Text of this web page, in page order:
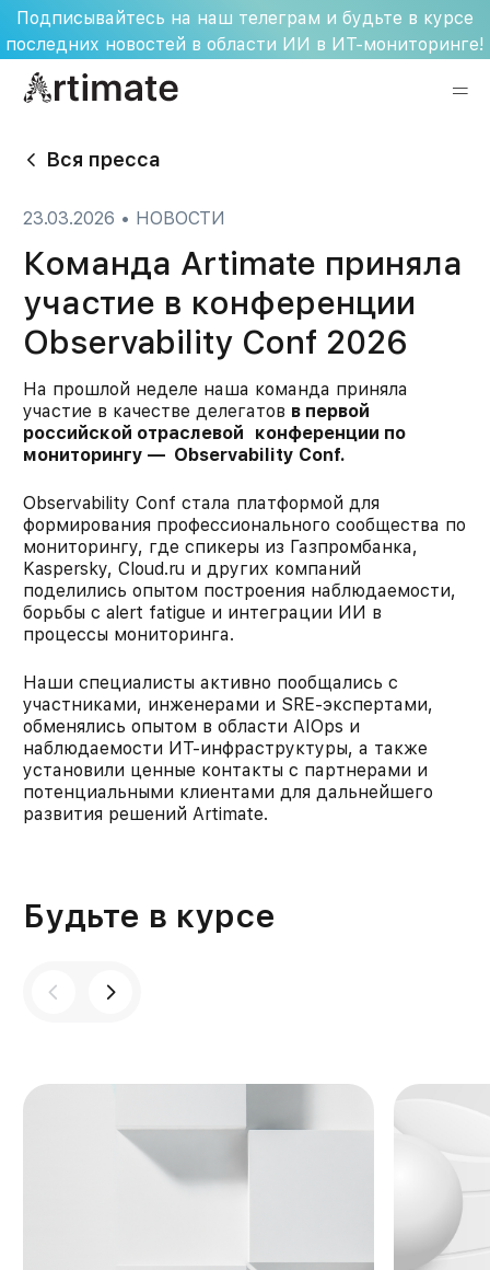
Skip
to
content
Подписывайтесь на наш телеграм и будьте в курсе
последних новостей в области ИИ в ИТ-мониторинге!
Вся пресса
23.03.2026 • НОВОСТИ
Команда Artimate приняла
участие в конференции
Observability Conf 2026
На прошлой неделе наша команда приняла
участие в качестве делегатов в первой
российской отраслевой конференции по
мониторингу — Observability Conf.
Observability Conf стала платформой для
формирования профессионального сообщества по
мониторингу, где спикеры из Газпромбанка,
Kaspersky, Cloud.ru и других компаний
поделились опытом построения наблюдаемости,
борьбы с alert fatigue и интеграции ИИ в
процессы мониторинга.
Наши специалисты активно пообщались с
участниками, инженерами и SRE-экспертами,
обменялись опытом в области AIOps и
наблюдаемости ИТ-инфраструктуры, а также
установили ценные контакты с партнерами и
потенциальными клиентами для дальнейшего
развития решений Artimate.
Будьте в курсе